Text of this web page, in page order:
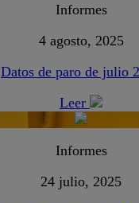
Informes
4 agosto, 2025
Datos de paro de julio
Leer
Informes
24 julio, 2025